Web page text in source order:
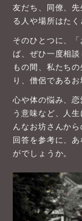
友だち、同僚、
る人や場所はたく
そのひとつに、
ば、ぜひ一度相
もの間、私たち
り、僧侶である
心や体の悩み、
う意味など、人
んなお坊さんか
回答を参考に、
がでしょうか。